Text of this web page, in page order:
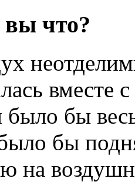
вы что?
вместе
было бы
бы
на